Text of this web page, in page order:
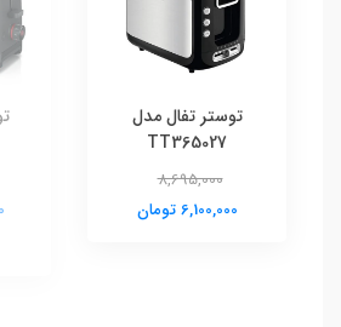
توستر تفال مدل
TT365027
8,695,000
6,100,000 تومان